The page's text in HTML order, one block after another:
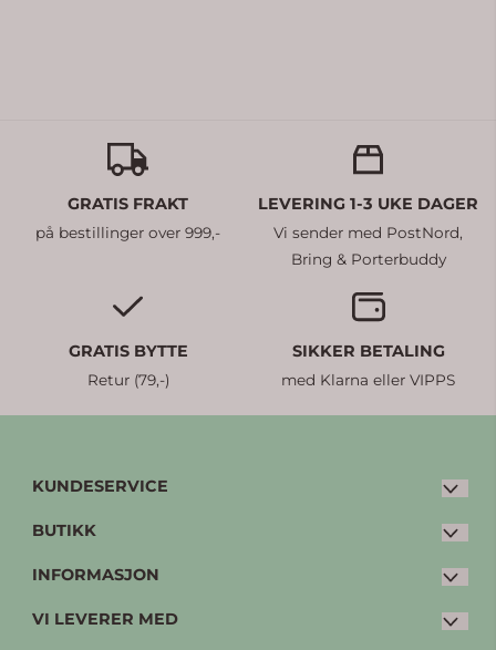
GRATIS FRAKT
på bestillinger over 999,-
LEVERING 1-3 UKE DAGER
Vi sender med PostNord,
Bring & Porterbuddy
GRATIS BYTTE
Retur (79,-)
SIKKER BETALING
med Klarna eller VIPPS
KUNDESERVICE
E-post:
3086 Holmestrand
BUTIKK
Kjøpsvilkår
Personvern
INFORMASJON
Bytte og retur
VI LEVERER MED